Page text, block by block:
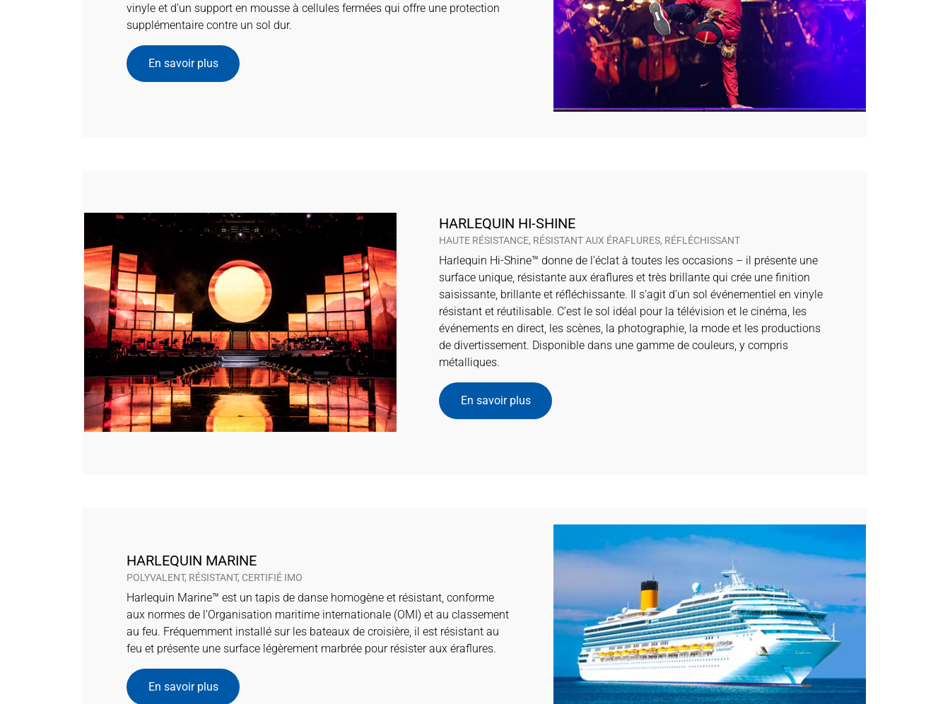
vinyle et d’un support en mousse à cellules fermées qui offre une protection
supplémentaire contre un sol dur.
En savoir plus
HARLEQUIN HI-SHINE
HAUTE RÉSISTANCE, RÉSISTANT AUX ÉRAFLURES, RÉFLÉCHISSANT
Harlequin Hi-Shine™ donne de l’éclat à toutes les occasions – il présente une
surface unique, résistante aux éraflures et très brillante qui crée une finition
saisissante, brillante et réfléchissante. Il s’agit d’un sol événementiel en vinyle
résistant et réutilisable. C’est le sol idéal pour la télévision et le cinéma, les
événements en direct, les scènes, la photographie, la mode et les productions
de divertissement. Disponible dans une gamme de couleurs, y compris
métalliques.
En savoir plus
HARLEQUIN MARINE
POLYVALENT, RÉSISTANT, CERTIFIÉ IMO
Harlequin Marine™ est un tapis de danse homogène et résistant, conforme
aux normes de l’Organisation maritime internationale (OMI) et au classement
au feu. Fréquemment installé sur les bateaux de croisière, il est résistant au
feu et présente une surface légèrement marbrée pour résister aux éraflures.
En savoir plus